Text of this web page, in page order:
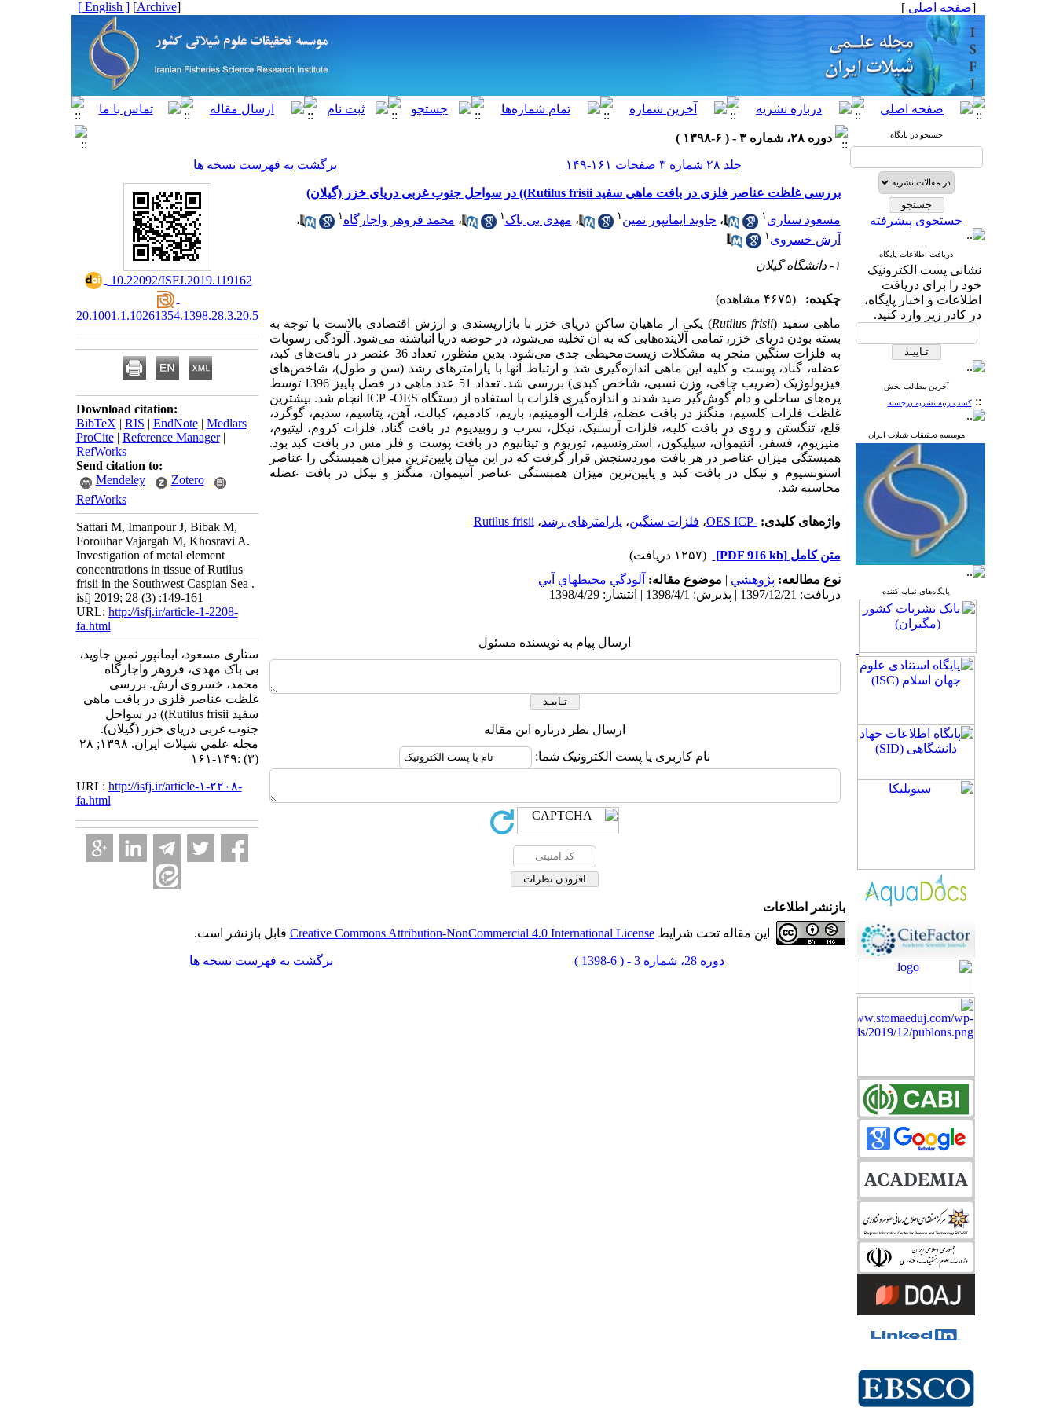
[صفحه اصلی ]
[
Archive
]
[ English ]
جستجو در پایگاه
جستجوی پیشرفته
دریافت اطلاعات پایگاه
نشانی پست الکترونیک
خود را برای دریافت
اطلاعات و اخبار پایگاه،
در کادر زیر وارد کنید.
آخرین مطالب بخش
::کسب رتبه نشریه برجسته
موسسه تحقیقات شیلات ایران
پایگاه‌های نمایه کننده
دوره ۲۸، شماره ۳ - ( ۶-۱۳۹۸ )
جلد ۲۸ شماره ۳ صفحات ۱۶۱-۱۴۹
برگشت به فهرست نسخه ها
بررسی غلظت عناصر فلزی در بافت ماهی سفید Rutilus frisii)) در سواحل جنوب غربی دریای خزر (گیلان)
مسعود ستاری ۱ ، جاوید ایمانپور نمین ۱ ، مهدی بی باک ۱ ، محمد فروهر واجارگاه ۱
،
آرش خسروی ۱
۱- دانشگاه گیلان
چکیده:
(۴۶۷۵ مشاهده)
ماهی سفید (frisii
Rutilus) یکی از ماهیان ساکن دریای خزر با بازارپسندی و ارزش اقتصادی بالاست با توجه به
بسته بودن دریای خزر، تمامی آلاینده‌هایی که به آن تخلیه می‌شود، در حوضه دریا انباشته می‌شود. آلودگی رسوبات
به فلزات سنگین منجر به مشکلات زیست‌محیطی جدی
می‌شود. بدین منظور، تعداد 36 عنصر در بافت‌های کبد،
عضله، گناد، پوست و کلیه این ماهی اندازه‌گیری شد و ارتباط آنها با پارامترهای رشد (سن و طول)، شاخص‌های
فیزیولوژیک (ضریب چاقی، وزن نسبی، شاخص کبدی) بررسی شد. تعداد 51 عدد ماهی در فصل پاییز 1396 توسط
پره‌های ساحلی و دام گوش‌گیر صید شدند و اندازه‌گیری فلزات با استفاده از دستگاه -OES
ICPانجام شد. بیشترین
غلظت فلزات کلسیم، منگنز در بافت عضله، فلزات آلومینیم، باریم، کادمیم، کبالت، آهن، پتاسیم، سدیم، گوگرد،
قلع، تنگستن و روی در بافت کلیه، فلزات آرسنیک، نیکل، سرب و روبیدیوم در بافت گناد، فلزات کروم، لیتیوم،
منیزیوم، فسفر، آنتیموآن، سیلیکون، استرونسیم، توریوم و تیتانیوم در بافت پوست و فلز مس در بافت کبد بود.
همبستگی میزان عناصر در هر بافت موردسنجش قرار گرفت که در این میان پایین‌ترین میزان همبستگی را عناصر
استونسیوم و نیکل در بافت کبد و پایین‌ترین میزان همبستگی عناصر آنتیموان، منگنز و نیکل در بافت عضله
محاسبه شد.
واژه‌های کلیدی:-OES ICP ، فلزات سنگین، پارامترهای رشد، Rutilus frisii
متن کامل[PDF 916 kb]
(۱۲۵۷ دریافت)
نوع مطالعه: پژوهشي | موضوع مقاله: آلودگي محيطهاي آبي
دریافت: 1397/12/21 | پذیرش: 1398/4/1 | انتشار: 1398/4/29
ارسال پیام به نویسنده مسئول
ارسال نظر درباره این مقاله
نام کاربری یا پست الکترونیک شما:
‎ 10.22092/ISFJ.2019.119162
20.1001.1.10261354.1398.28.3.20.5
Download citation:
BibTeX | RIS | EndNote| Medlars|
ProCite| Reference Manager|
RefWorks
Send citation to:
Mendeley
Zotero
RefWorks
Sattari M, Imanpour J, Bibak M,
Forouhar Vajargah M, Khosravi A.
Investigation of metal element
concentrations in tissue of Rutilus
frisii in the Southwest Caspian Sea .
isfj 2019; 28 (3) :149-161
URL: http://isfj.ir/article-1-2208-
fa.html
ستاری مسعود، ایمانپور نمین جاوید،
بی باک مهدی، فروهر واجارگاه
محمد، خسروی آرش. بررسی
غلظت عناصر فلزی در بافت ماهی
سفید Rutilus frisii)) در سواحل
جنوب غربی دریای خزر (گیلان).
مجله علمي شيلات ايران. ۱۳۹۸; ۲۸
(۳) :۱۴۹-۱۶۱
URL: http://isfj.ir/article-۱-۲۲۰۸-
fa.html
بازنشر اطلاعات
این مقاله تحت شرایطCreative Commons Attribution-NonCommercial 4.0 International License قابل بازنشر است.
دوره 28، شماره 3 - ( 6-1398 ) برگشت به فهرست نسخه ها